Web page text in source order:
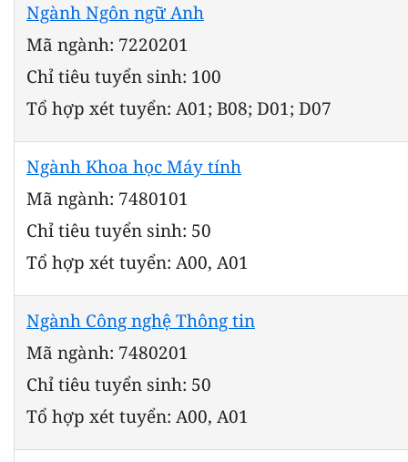
Ngành Ngôn ngữ Anh
Mã ngành: 7220201
Chỉ tiêu tuyển sinh: 100
Tổ hợp xét tuyển: A01; B08; D01; D07
Ngành Khoa học Máy tính
Mã ngành: 7480101
Chỉ tiêu tuyển sinh: 50
Tổ hợp xét tuyển: A00, A01
Ngành Công nghệ Thông tin
Mã ngành: 7480201
Chỉ tiêu tuyển sinh: 50
Tổ hợp xét tuyển: A00, A01